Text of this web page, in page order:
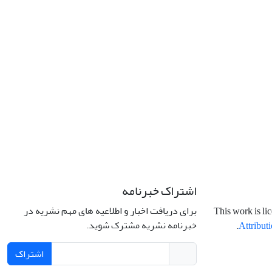
This work is
.
اشتراک خبرنامه
برای دریافت اخبار و اطلاعیه های مهم نشریه در
خبرنامه نشریه مشترک شوید.
اشتراک